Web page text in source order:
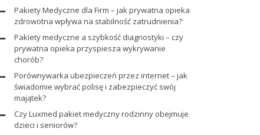
Pakiety Medyczne dla Firm – jak prywatna opieka
zdrowotna wpływa na stabilność zatrudnienia?
Pakiety medyczne a szybkość diagnostyki – czy
prywatna opieka przyspiesza wykrywanie
chorób?
Porównywarka ubezpieczeń przez internet – jak
świadomie wybrać polisę i zabezpieczyć swój
majątek?
Czy Luxmed pakiet medyczny rodzinny obejmuje
dzieci i seniorów?